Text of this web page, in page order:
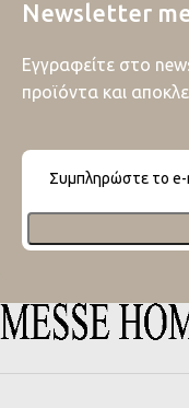
Newsletter
Εγγραφείτε στο
προϊόντα και